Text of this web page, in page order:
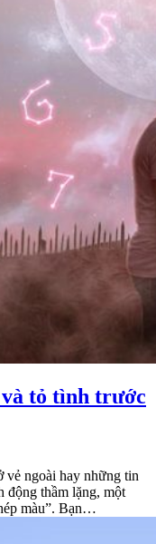
tỏ tình trước
vẻ ngoài hay những tin
động thầm lặng, một
màu”. Bạn…